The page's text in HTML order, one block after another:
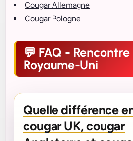
Cougar Allemagne
Cougar Pologne
FAQ -
Royaume-Uni
Quelle différence
cougar UK, cougar